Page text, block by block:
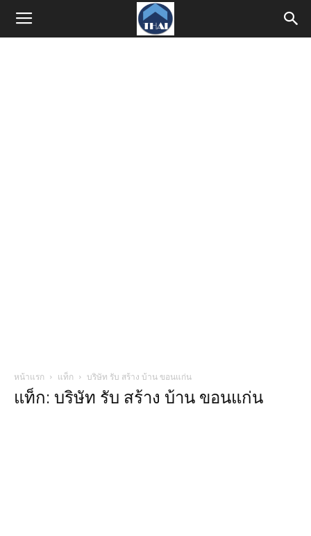
หน้าแรก แท็ก บริษัท รับ สร้าง บ้าน ขอนแก่น
แท็ก: บริษัท รับ สร้าง บ้าน ขอนแก่น